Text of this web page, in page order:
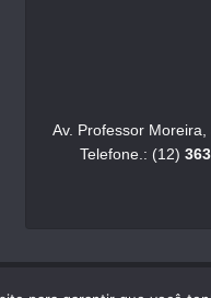
Av. Professor
Telefone.: (12)